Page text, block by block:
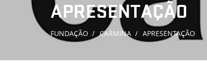
APRESENTAÇÃO
FUNDAÇÃO CARMINA APRESENTAÇÃO